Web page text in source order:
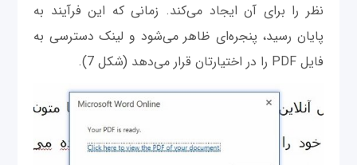
نظر را برای آن ایجاد می‌کند. زمانی ‌که این فرآیند به
پایان رسید، پنجره‌ای ظاهر می‌شود و لینک دسترسی به
فایل PDF را در اختیارتان قرار می‌دهد (شکل 7).